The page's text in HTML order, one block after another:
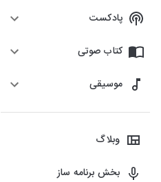
پادکست
کتاب صوتی
موسیقی
وبلاگ
بخش برنامه ساز